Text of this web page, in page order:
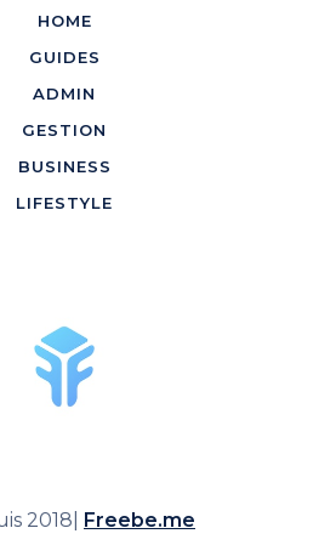
HOME
GUIDES
ADMIN
GESTION
BUSINESS
LIFESTYLE
2018| Freebe.me